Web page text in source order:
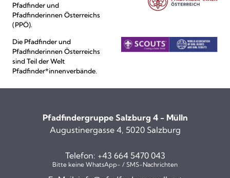
Pfadfinder und
Pfadfinderinnen Österreichs
(PPÖ).
Die Pfadfinder und
Pfadfinderinnen Österreichs
sind Teil der Welt
Pfadfinder*innenverbände.
Pfadfindergruppe Salzburg 4 - Mülln
Augustinergasse 4, 5020 Salzburg
Telefon: +43 664 5470 043
Bitte keine WhatsApp- / SMS-Nachrichten